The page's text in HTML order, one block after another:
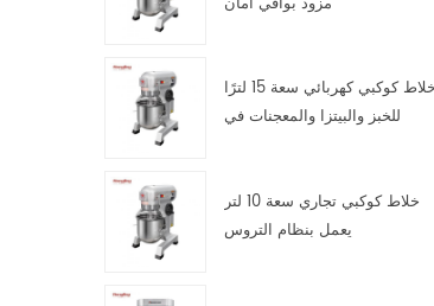
خلاط كوكبي كهربائي سعة 15 لترًا
للخبز والبيتزا والمعجنات في
خلاط كوكبي تجاري سعة 10 لتر
يعمل بنظام التروس